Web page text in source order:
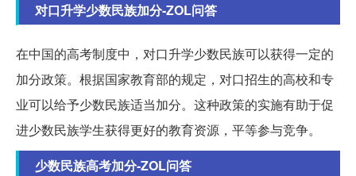
对口升学少数民族加分-ZOL问答
在中国的高考制度中，对口升学少数民族可以获得一定的
加分政策。根据国家教育部的规定，对口招生的高校和专
业可以给予少数民族适当加分。这种政策的实施有助于促
进少数民族学生获得更好的教育资源，平等参与竞争。
少数民族高考加分-ZOL问答